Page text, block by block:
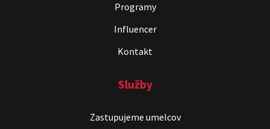
Programy
Influencer
Kontakt
Služby
Zastupujeme umelcov